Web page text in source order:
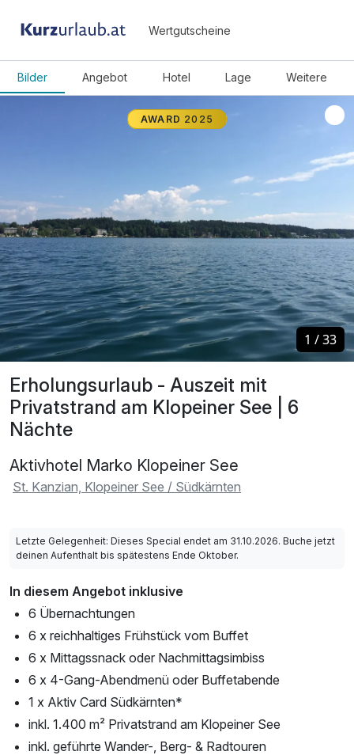
Wertgutscheine
Bilder Angebot Hotel Lage Weitere
Erholungsurlaub - Auszeit mit
Privatstrand am Klopeiner See | 6
Nächte
Aktivhotel Marko Klopeiner See
St. Kanzian, Klopeiner See / Südkärnten
AWARD 2025
1 /33
1 /33
Letzte Gelegenheit: Dieses Special endet am 31.10.2026. Buche jetzt
deinen Aufenthalt bis spätestens Ende Oktober.
In diesem Angebot inklusive
6 Übernachtungen
6 x reichhaltiges Frühstück vom Buffet
6 x Mittagssnack oder Nachmittagsimbiss
6 x 4-Gang-Abendmenü oder Buffetabende
1 x Aktiv Card Südkärnten*
inkl. 1.400 m² Privatstrand am Klopeiner See
inkl. geführte Wander-, Berg- & Radtouren